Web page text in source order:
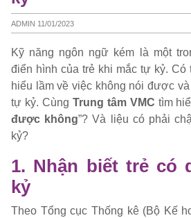
ADMIN 11/01/2023
Kỹ năng ngôn ngữ kém là một
điển hình của trẻ khi mắc tự kỷ.
hiểu lầm về việc không nói được
tự kỷ. Cùng Trung tâm VMC tìm
được không”? Và liệu có phải
kỷ?
1. Nhận biết trẻ có
kỷ
Theo Tổng cục Thống kê (Bộ Kế